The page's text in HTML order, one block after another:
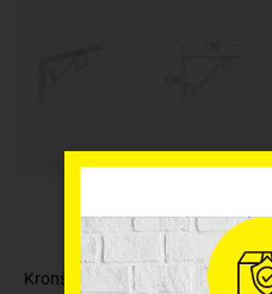
Kronšteins jeb plaukta atbalsts